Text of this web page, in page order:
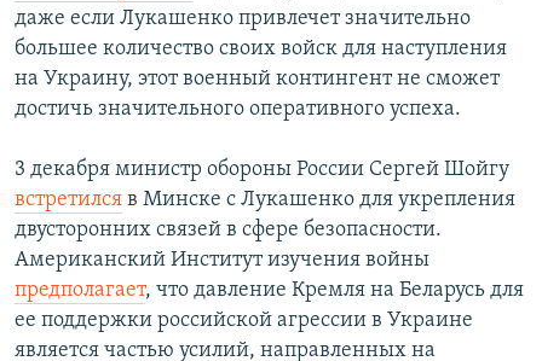
даже если Лукашенко привлечет значительно
большее количество своих войск для наступления
на Украину, этот военный контингент не сможет
достичь значительного оперативного успеха.
3 декабря министр обороны России Сергей Шойгу
встретился в Минске с Лукашенко для укрепления
двусторонних связей в сфере безопасности.
Американский Институт изучения войны
предполагает, что давление Кремля на Беларусь для
ее поддержки российской агрессии в Украине
является частью усилий, направленных на